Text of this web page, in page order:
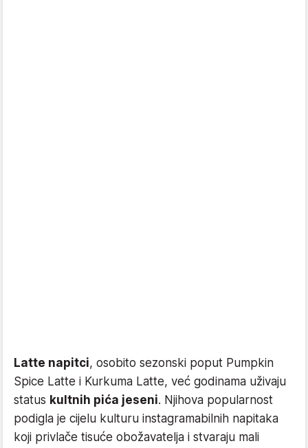
Latte napitci, osobito sezonski poput Pumpkin
Spice Latte i Kurkuma Latte, već godinama uživaju
status kultnih pića jeseni. Njihova popularnost
podigla je cijelu kulturu instagramabilnih napitaka
koji privlače tisuće obožavatelja i stvaraju mali